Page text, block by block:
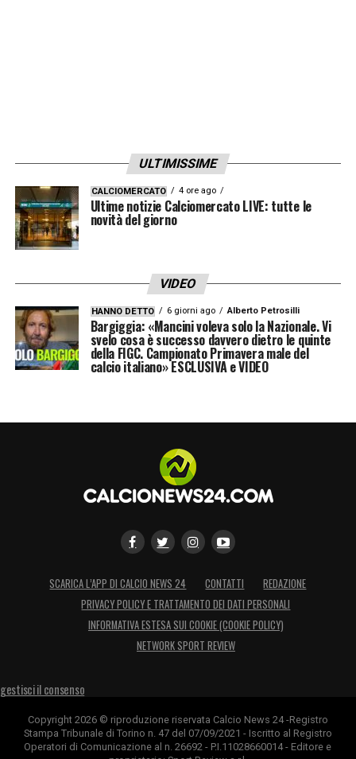
ULTIMISSIME
CALCIOMERCATO 4 ore ago
Ultime notizie Calciomercato LIVE: tutte le
novità del giorno
VIDEO
HANNO DETTO 6 giorni ago Alberto Petrosilli
Bargiggia: «Mancini voleva solo la Nazionale. Vi
svelo cosa è successo davvero dietro le quinte
della FIGC. Campionato Primavera male del
calcio italiano» ESCLUSIVA e VIDEO
SCARICA L’APP DI CALCIO NEWS 24 CONTATTI
REDAZIONE
PRIVACY POLICY E TRATTAMENTO DEI DATI PERSONALI
INFORMATIVA ESTESA SUI COOKIE (COOKIE POLICY)
NETWORK SPORT REVIEW
gestisci il consenso
Copyright 2026 © riproduzione riservata Calcio News 24 -Registro
Stampa Tribunale di Torino n. 47 del 07/09/2021 - Iscritto al Registro
Operatori di Comunicazione al n. 26692 - P.I.11028660014 - Editore e